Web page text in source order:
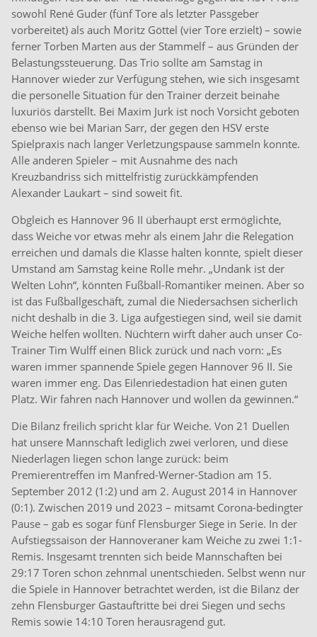
sowohl René Guder (fünf Tore als letzter Passgeber
vorbereitet) als auch Moritz Göttel (vier Tore erzielt) – sowie
ferner Torben Marten aus der Stammelf – aus Gründen der
Belastungssteuerung. Das Trio sollte am Samstag in
Hannover wieder zur Verfügung stehen, wie sich insgesamt
die personelle Situation für den Trainer derzeit beinahe
luxuriös darstellt. Bei Maxim Jurk ist noch Vorsicht geboten
ebenso wie bei Marian Sarr, der gegen den HSV erste
Spielpraxis nach langer Verletzungspause sammeln konnte.
Alle anderen Spieler – mit Ausnahme des nach
Kreuzbandriss sich mittelfristig zurückkämpfenden
Alexander Laukart – sind soweit fit.
Obgleich es Hannover 96 II überhaupt erst ermöglichte,
dass Weiche vor etwas mehr als einem Jahr die Relegation
erreichen und damals die Klasse halten konnte, spielt dieser
Umstand am Samstag keine Rolle mehr. „Undank ist der
Welten Lohn“, könnten Fußball-Romantiker meinen. Aber so
ist das Fußballgeschäft, zumal die Niedersachsen sicherlich
nicht deshalb in die 3. Liga aufgestiegen sind, weil sie damit
Weiche helfen wollten. Nüchtern wirft daher auch unser Co-
Trainer Tim Wulff einen Blick zurück und nach vorn: „Es
waren immer spannende Spiele gegen Hannover 96 II. Sie
waren immer eng. Das Eilenriedestadion hat einen guten
Platz. Wir fahren nach Hannover und wollen da gewinnen.“
Die Bilanz freilich spricht klar für Weiche. Von 21 Duellen
hat unsere Mannschaft lediglich zwei verloren, und diese
Niederlagen liegen schon lange zurück: beim
Premierentreffen im Manfred-Werner-Stadion am 15.
September 2012 (1:2) und am 2. August 2014 in Hannover
(0:1). Zwischen 2019 und 2023 – mitsamt Corona-bedingter
Pause – gab es sogar fünf Flensburger Siege in Serie. In der
Aufstiegssaison der Hannoveraner kam Weiche zu zwei 1:1-
Remis. Insgesamt trennten sich beide Mannschaften bei
29:17 Toren schon zehnmal unentschieden. Selbst wenn nur
die Spiele in Hannover betrachtet werden, ist die Bilanz der
zehn Flensburger Gastauftritte bei drei Siegen und sechs
Remis sowie 14:10 Toren herausragend gut.